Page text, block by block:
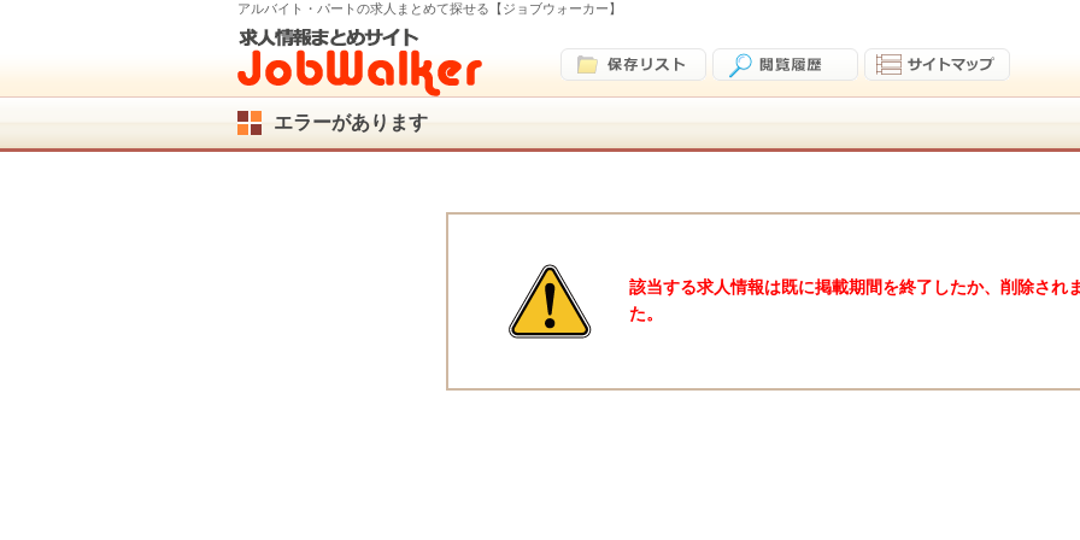
アルバイト・パートの求人まとめて探せる【ジョブウォーカー】
エラーがあります
該当する求人情報は既に掲載期間を終了したか、削除され
た。